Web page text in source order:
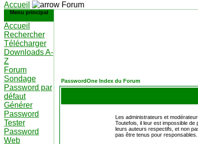
Accueil
Forum
Menu principal
Accueil
Rechercher
Télécharger
Downloads A-
Z
Forum
Sondage
Password par
défaut
Générer
Password
Tester
Password
Web
PasswordOne Index du Forum
Les administrateurs et
Toutefois, il leur est impossible
leurs auteurs respectifs, et non
pas être tenus pour responsables.